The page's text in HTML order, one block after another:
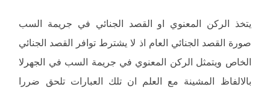
يتخذ الركن المعنوي او القصد الجنائي في جريمة السب
صورة القصد الجنائي العام اذ لا يشترط توافر القصد الجنائي
الخاص ويتمثل الركن المعنوي في جريمة السب في الجهرلا
بالالفاظ المشينة مع العلم ان تلك العبارات تلحق ضررا